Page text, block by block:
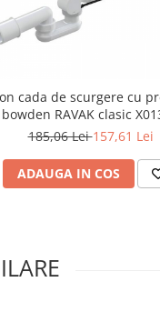
cada de scurgere cu
bowden RAVAK clasic
185,06 Lei157,61 Lei
ADAUGA IN COS